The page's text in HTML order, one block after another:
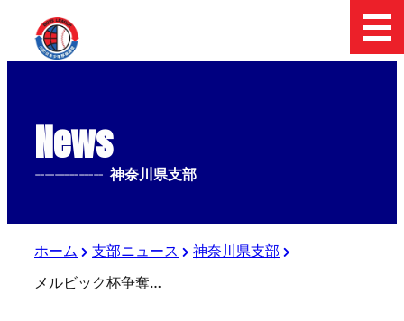
News
-------------- 神奈川県支部
ホーム 支部ニュース
神奈川県支部
メルビック杯争奪第57回選手権予選神奈川予選決勝戦は明日に延期